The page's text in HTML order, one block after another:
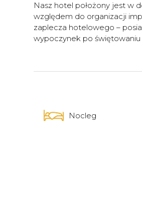
Nasz hotel położony jest w
względem do organizacji
zaplecza hotelowego –
wypoczynek po świętowaniu
Nocleg